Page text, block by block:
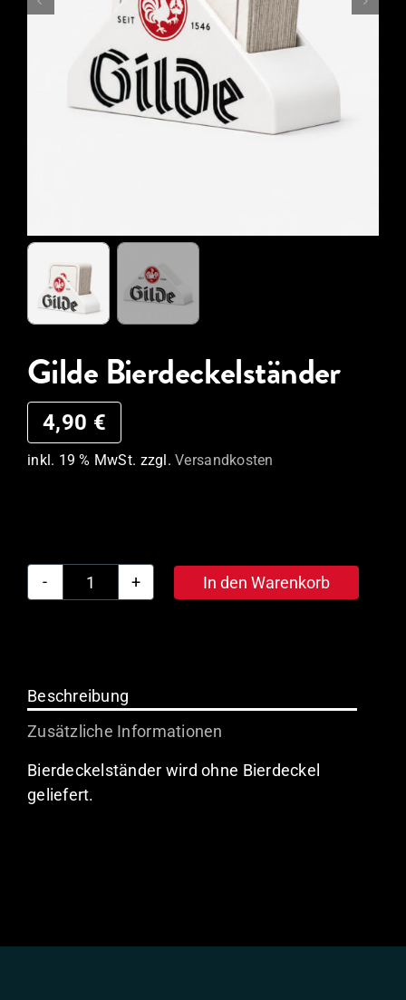
Gilde Bierdeckelständer
4,90 €
inkl. 19 % MwSt. zzgl.Versandkosten
Gilde
In den Warenkorb
Beschreibung
Zusätzliche Informationen
Bierdeckelständer wird ohne Bierdeckel
geliefert.